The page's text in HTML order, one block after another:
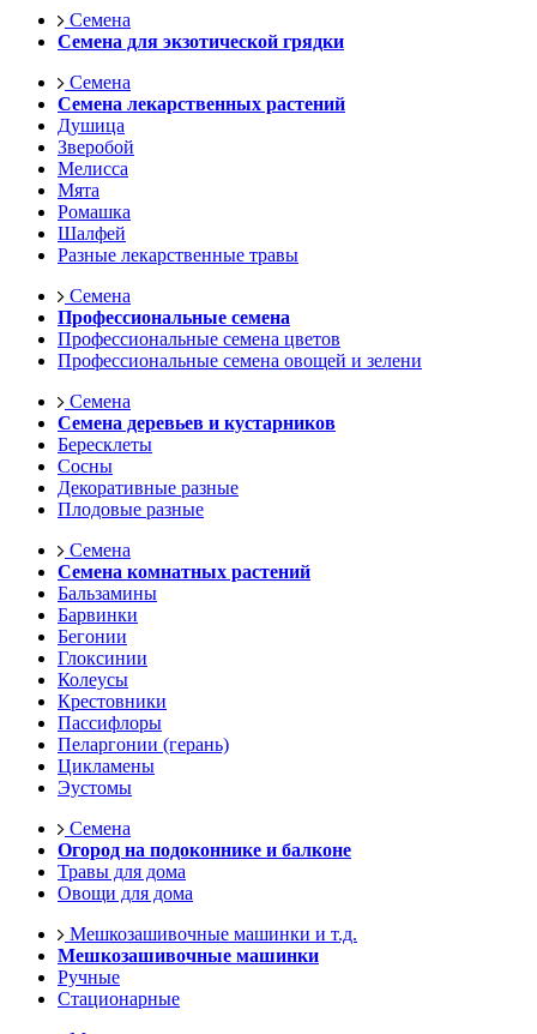
Семена
Семена для экзотической грядки
Семена
Семена лекарственных растений
Душица
Зверобой
Мелисса
Мята
Ромашка
Шалфей
Разные лекарственные травы
Семена
Профессиональные семена
Профессиональные семена цветов
Профессиональные семена овощей и зелени
Семена
Семена деревьев и кустарников
Бересклеты
Сосны
Декоративные разные
Плодовые разные
Семена
Семена комнатных растений
Бальзамины
Барвинки
Бегонии
Глоксинии
Колеусы
Крестовники
Пассифлоры
Пеларгонии (герань)
Цикламены
Эустомы
Семена
Огород на подоконнике и балконе
Травы для дома
Овощи для дома
Мешкозашивочные машинки и т.д.
Мешкозашивочные машинки
Ручные
Стационарные